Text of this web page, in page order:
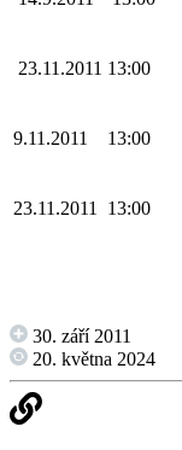
23.11.2011 13:00
9.11.2011 13:00
23.11.2011 13:00
30. září 2011
20. května 2024